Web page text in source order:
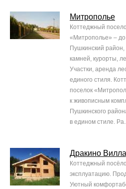
Митрополье
Коттеджный
«Митрополье» –
Пушкинский
камней, курорты,
Участки, аренда
единого стиля.
поселок
к живописным
Пушкинского
в едином стиле.
Дракино
Коттеджный
эксплуатацию.
Уютный